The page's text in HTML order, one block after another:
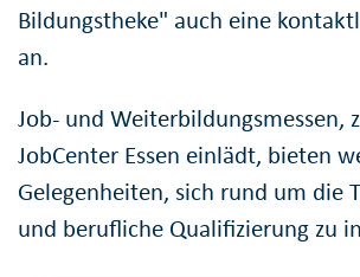
Bildungstheke" auch eine
an.
Job- und Weiterbildungsmessen,
JobCenter Essen einlädt, bieten
Gelegenheiten, sich rund um die
und berufliche Qualifizierung zu